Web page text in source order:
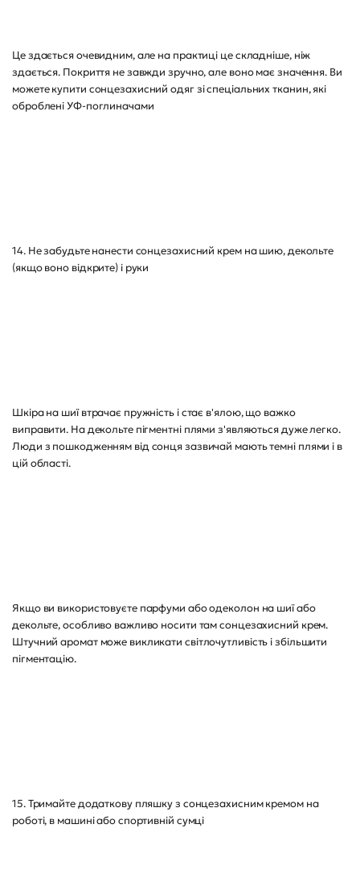
Це здається очевидним, але на практиці це складніше, ніж
здається. Покриття не завжди зручно, але воно має значення. Ви
можете купити сонцезахисний одяг зі спеціальних тканин, які
оброблені УФ-поглиначами
14. Не забудьте нанести сонцезахисний крем на шию, декольте
(якщо воно відкрите) і руки
Шкіра на шиї втрачає пружність і стає в'ялою, що важко
виправити. На декольте пігментні плями з'являються дуже легко.
Люди з пошкодженням від сонця зазвичай мають темні плями і в
цій області.
Якщо ви використовуєте парфуми або одеколон на шиї або
декольте, особливо важливо носити там сонцезахисний крем.
Штучний аромат може викликати світлочутливість і збільшити
пігментацію.
15. Тримайте додаткову пляшку з сонцезахисним кремом на
роботі, в машині або спортивній сумці